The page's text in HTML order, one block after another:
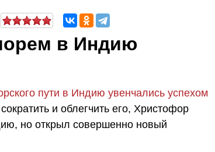
в Индию
пути в Индию увенчались успехом
и облегчить его, Христофор
но открыл совершенно новый